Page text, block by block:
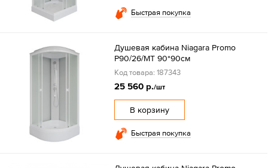
Быстрая покупка
Душевая кабина Niagara Promo
P90/26/MT 90*90см
Код товара: 187343
25 560 р./шт
В корзину
Быстрая покупка